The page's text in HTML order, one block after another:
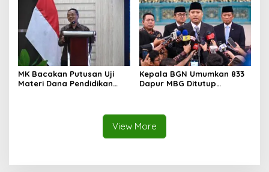
Desa Air Satan
MK Bacakan Putusan Uji
Materi Dana Pendidikan
Kepala BGN Umumkan 833
Dapur MBG Ditutup
View More